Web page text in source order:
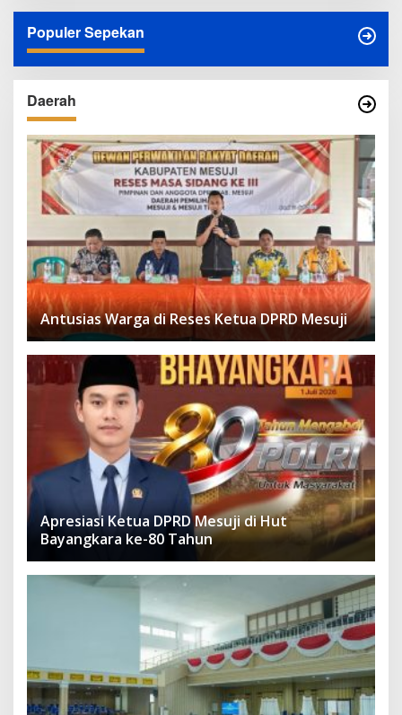
Populer Sepekan
Daerah
Antusias Warga di Reses Ketua DPRD Mesuji
Apresiasi Ketua DPRD Mesuji di Hut
Bayangkara ke-80 Tahun